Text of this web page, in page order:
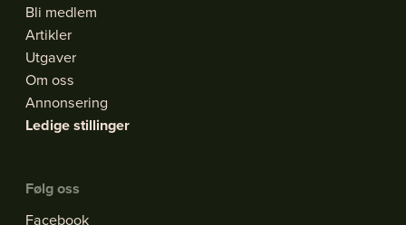
Bli medlem
Artikler
Utgaver
Om oss
Annonsering
Ledige stillinger
Følg oss
Facebook